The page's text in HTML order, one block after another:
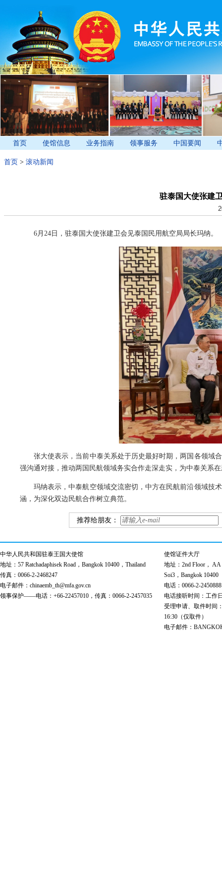
首页 使馆信息 业务指南 领事服务 中国要闻
首页 > 滚动新闻
驻泰国大使张建
6月24日，驻泰国大使张建卫会见泰国民用航空局局长玛纳。
张大使表示，当前中泰关系处于历史最好时期，两国各领域
强沟通对接，推动两国民航领域务实合作走深走实，为中泰关系
玛纳表示，中泰航空领域交流密切，中方在民航前沿领域技
涵，为深化双边民航合作树立典范。
推荐给朋友：
中华人民共和国驻泰王国大使馆
地址：57 Ratchadaphisek Road，Bangkok 10400，Thailand
传真：0066-2-2468247
电子邮件：chinaemb_th@mfa.gov.cn
领事保护——电话：+66-22457010，传真：0066-2-2457035
使馆证件大厅
地址：2nd Floor， AA
Soi3，Bangkok 10400
电话：0066-2-
电话接听时间：工作
受理申请、取件时间
16:30（仅取件）
电子邮件：